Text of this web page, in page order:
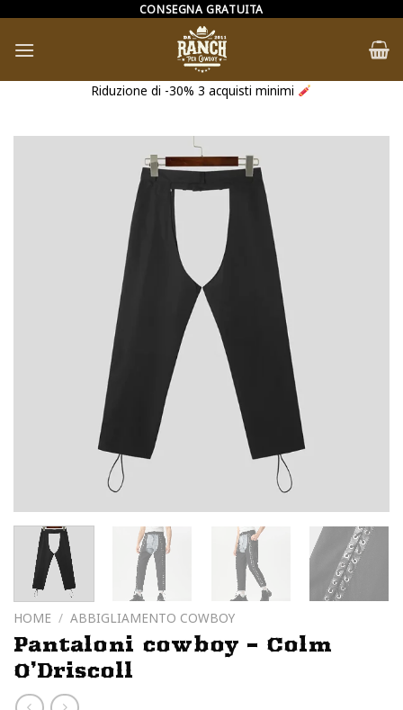
contenuti
CONSEGNA GRATUITA
Riduzione di -30% 3 acquisti minimi
HOME / ABBIGLIAMENTO COWBOY
Pantaloni cowboy – Colm
O’Driscoll